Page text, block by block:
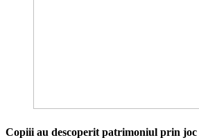
Copiii au descoperit patrimoniul prin joc